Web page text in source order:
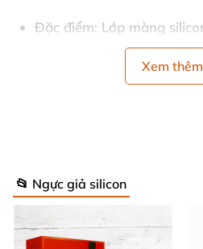
Đặc điểm: Lớp màng
mồ hôi, giúp giữ form
dễ chịu suốt ngày dài
Thời gian sử dụng: Có thể
tiết kiệm chi phí
Xem thêm
📂 Ngực giả silicon